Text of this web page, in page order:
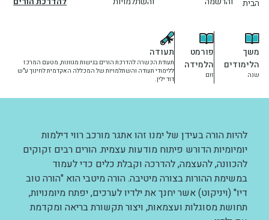
חברה וקהילה
הבית
משך
הלימודים
שנה
פורמט
הלמידה
זום
תעודה
תעודת הכשרה להדרכת הורים בגישות מגוונות, מטעם המרכז
ללימודי תעודה והשתלמויות של המכללה האקדמית לחינוך ע"ש
דוד ילין.
להיות הורה בעידן של ימנו זהו אתגר מורכב רווי דילמות
יומיומיות הדורש פיתוח מודעות עצמית. הורים רבים זקוקים
להכוונה, להעצמה, להדרכה וקבלת כלים כדי לעמוד
במשימת ההורות בצורה מיטיבה. הורה מיטבי הוא "הורה טוב
דיו" (ויניקוט) אשר יחנך את ילדיו לערכים, יפתח מיומנויות,
תחושת מסוגלות ועצמאות, ויצור תקשורת בריאה ומקדמת